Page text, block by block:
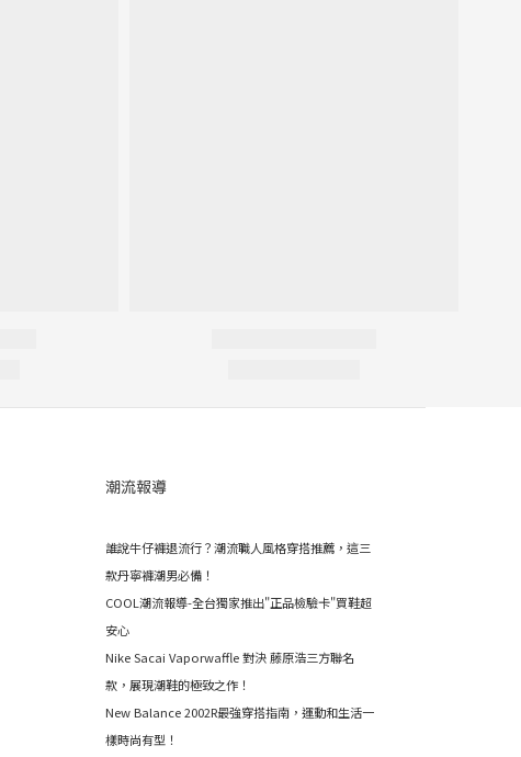
潮流報導
誰說牛仔褲退流行？潮流職人風格穿搭推薦，這三
款丹寧褲潮男必備！
COOL潮流報導-全台獨家推出"正品檢驗卡"買鞋超
安心
Nike Sacai Vaporwaffle 對決 藤原浩三方聯名
款，展現潮鞋的極致之作！
New Balance 2002R最強穿搭指南，運動和生活一
樣時尚有型！